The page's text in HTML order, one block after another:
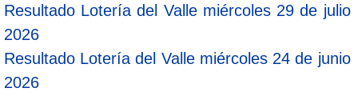
Resultado Lotería del Valle miércoles 29 de julio
2026
Resultado Lotería del Valle miércoles 24 de junio
2026